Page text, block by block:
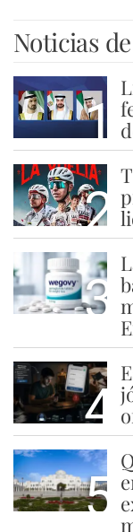
Noticias
1
2
3
4
5